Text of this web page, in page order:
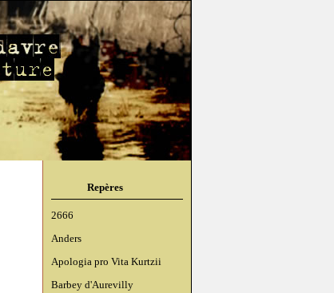
Repères
2666
Anders
Apologia pro Vita Kurtzii
Barbey d'Aurevilly